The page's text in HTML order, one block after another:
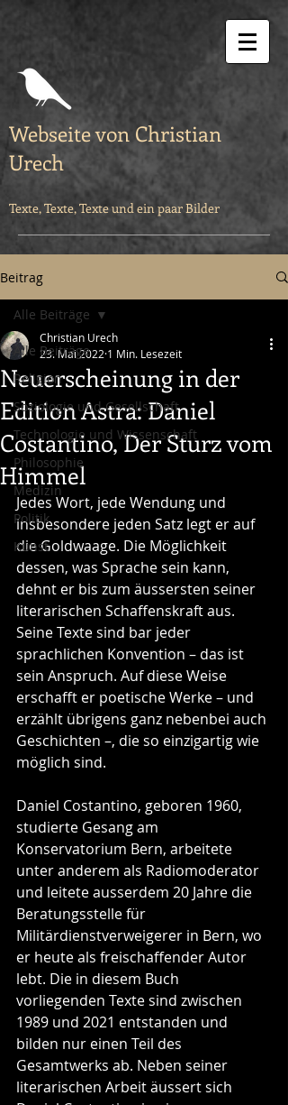
Webseite von Christian
Urech
Texte, Texte, Texte und ein paar Bilder
Beitrag
Alle Beiträge
Religion
Soziologie und Gesellschaft
Technologie und Wissenschaft
Philosophie
Medizin
Politik
Kunst
Alle Beiträge
Neuerscheinung in der
Edition Astra: Daniel
Costantino, Der Sturz vom
Himmel
Christian Urech
23. Mai 2022 1 Min. Lesezeit
Jedes Wort, jede Wendung und
insbesondere jeden Satz legt er auf
die Goldwaage. Die Möglichkeit
dessen, was Sprache sein kann,
dehnt er bis zum äussersten seiner
literarischen Schaffenskraft aus.
Seine Texte sind bar jeder
sprachlichen Konvention – das ist
sein Anspruch. Auf diese Weise
erschafft er poetische Werke – und
erzählt übrigens ganz nebenbei auch
Geschichten –, die so einzigartig wie
möglich sind.
Daniel Costantino, geboren 1960,
studierte Gesang am
Konservatorium Bern, arbeitete
unter anderem als Radiomoderator
und leitete ausserdem 20 Jahre die
Beratungsstelle für
Militärdienstverweigerer in Bern, wo
er heute als freischaffender Autor
lebt. Die in diesem Buch
vorliegenden Texte sind zwischen
1989 und 2021 entstanden und
bilden nur einen Teil des
Gesamtwerks ab. Neben seiner
literarischen Arbeit äussert sich